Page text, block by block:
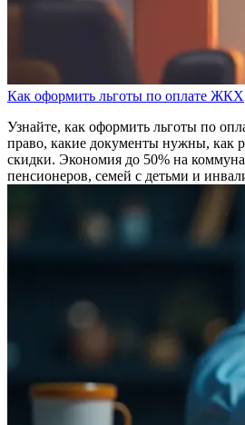
Как оформить льготы по оплате ЖКХ
Узнайте, как оформить льготы по
право, какие документы нужны, как
скидки. Экономия до 50% на
пенсионеров, семей с детьми и